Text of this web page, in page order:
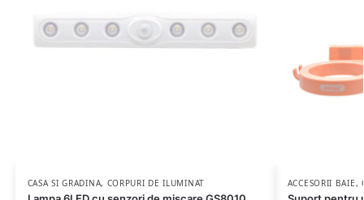
CASA SI GRADINA, CORPURI DE ILUMINAT ACCESORII BAIE,